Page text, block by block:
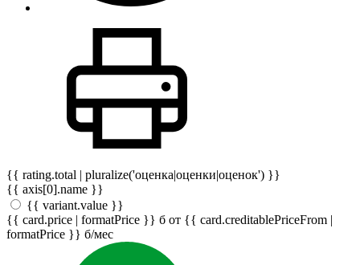
{{ rating.total | pluralize('оценка|оценки|оценок') }}
{{ axis[0].name }}
{{ variant.value }}
{{ card.price | formatPrice }} б от {{ card.creditablePriceFrom |
formatPrice }} б/мес